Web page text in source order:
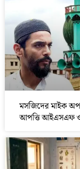
মসজিদের মাইক
আপত্তি আইএসএফ